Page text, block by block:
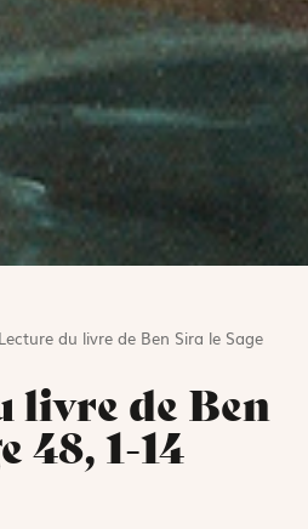
Lecture du livre de Ben Sira le Sage
livre de Ben
48, 1-14